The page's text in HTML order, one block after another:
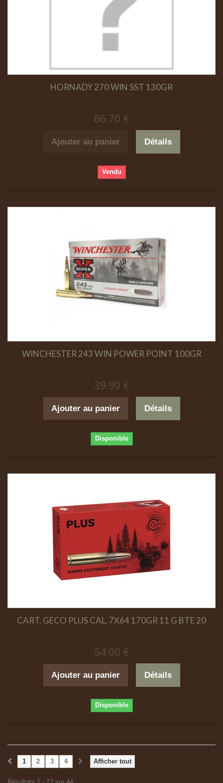
HORNADY 270 WIN SST 130GR
66.70 €
Ajouter au panier Détails
Vendu
WINCHESTER 243 WIN POWER POINT 100GR
39.90 €
Ajouter au panier Détails
Disponible
CART. GECO PLUS CAL. 7X64 170GR 11 G BTE 20
54.00 €
Ajouter au panier Détails
Disponible
Afficher tout
1 2 3 4